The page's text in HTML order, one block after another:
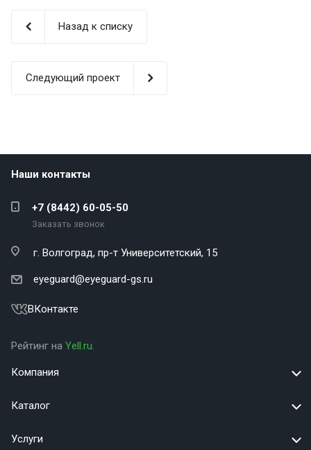
Назад к списку
Следующий проект
Наши контакты
+7 (8442) 60-05-50
Заказать звонок
г. Волгоград, пр-т Университетский, 15
eyeguard@eyeguard-gs.ru
ВКонтакте
Рейтинг на Yell.ru.
Компания
Каталог
Услуги